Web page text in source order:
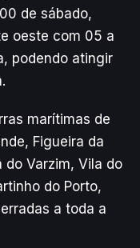
de sábado,
oeste com 05 a
podendo atingir
marítimas de
Figueira da
do Varzim, Vila do
do Porto,
a toda a